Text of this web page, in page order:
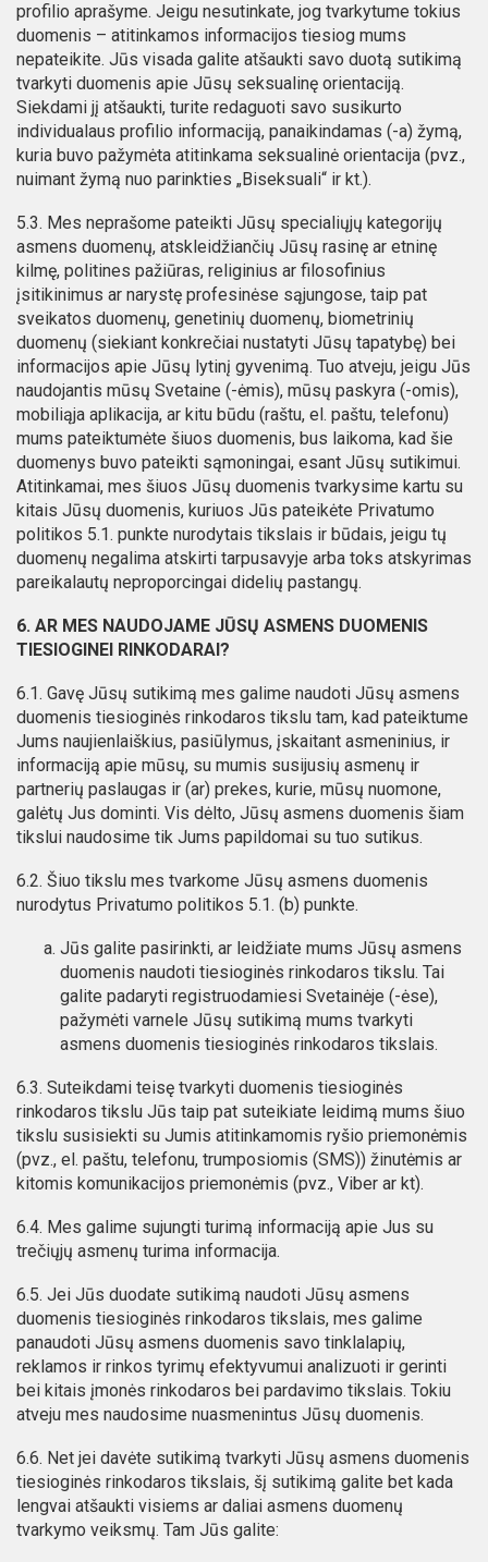
profilio aprašyme. Jeigu nesutinkate, jog tvarkytume tokius
duomenis – atitinkamos informacijos tiesiog mums
nepateikite. Jūs visada galite atšaukti savo duotą sutikimą
tvarkyti duomenis apie Jūsų seksualinę orientaciją.
Siekdami jį atšaukti, turite redaguoti savo susikurto
individualaus profilio informaciją, panaikindamas (-a) žymą,
kuria buvo pažymėta atitinkama seksualinė orientacija (pvz.,
nuimant žymą nuo parinkties „Biseksuali“ ir kt.).
5.3. Mes neprašome pateikti Jūsų specialiųjų kategorijų
asmens duomenų, atskleidžiančių Jūsų rasinę ar etninę
kilmę, politines pažiūras, religinius ar filosofinius
įsitikinimus ar narystę profesinėse sąjungose, taip pat
sveikatos duomenų, genetinių duomenų, biometrinių
duomenų (siekiant konkrečiai nustatyti Jūsų tapatybę) bei
informacijos apie Jūsų lytinį gyvenimą. Tuo atveju, jeigu Jūs
naudojantis mūsų Svetaine (-ėmis), mūsų paskyra (-omis),
mobiliąja aplikacija, ar kitu būdu (raštu, el. paštu, telefonu)
mums pateiktumėte šiuos duomenis, bus laikoma, kad šie
duomenys buvo pateikti sąmoningai, esant Jūsų sutikimui.
Atitinkamai, mes šiuos Jūsų duomenis tvarkysime kartu su
kitais Jūsų duomenis, kuriuos Jūs pateikėte Privatumo
politikos 5.1. punkte nurodytais tikslais ir būdais, jeigu tų
duomenų negalima atskirti tarpusavyje arba toks atskyrimas
pareikalautų neproporcingai didelių pastangų.
6. AR MES NAUDOJAME JŪSŲ ASMENS DUOMENIS
TIESIOGINEI RINKODARAI?
6.1. Gavę Jūsų sutikimą mes galime naudoti Jūsų asmens
duomenis tiesioginės rinkodaros tikslu tam, kad pateiktume
Jums naujienlaiškius, pasiūlymus, įskaitant asmeninius, ir
informaciją apie mūsų, su mumis susijusių asmenų ir
partnerių paslaugas ir (ar) prekes, kurie, mūsų nuomone,
galėtų Jus dominti. Vis dėlto, Jūsų asmens duomenis šiam
tikslui naudosime tik Jums papildomai su tuo sutikus.
6.2. Šiuo tikslu mes tvarkome Jūsų asmens duomenis
nurodytus Privatumo politikos 5.1. (b) punkte.
Jūs galite pasirinkti, ar leidžiate mums Jūsų asmens
duomenis naudoti tiesioginės rinkodaros tikslu. Tai
galite padaryti registruodamiesi Svetainėje (-ėse),
pažymėti varnele Jūsų sutikimą mums tvarkyti
asmens duomenis tiesioginės rinkodaros tikslais.
6.3. Suteikdami teisę tvarkyti duomenis tiesioginės
rinkodaros tikslu Jūs taip pat suteikiate leidimą mums šiuo
tikslu susisiekti su Jumis atitinkamomis ryšio priemonėmis
(pvz., el. paštu, telefonu, trumposiomis (SMS)) žinutėmis ar
kitomis komunikacijos priemonėmis (pvz., Viber ar kt).
6.4. Mes galime sujungti turimą informaciją apie Jus su
trečiųjų asmenų turima informacija.
6.5. Jei Jūs duodate sutikimą naudoti Jūsų asmens
duomenis tiesioginės rinkodaros tikslais, mes galime
panaudoti Jūsų asmens duomenis savo tinklalapių,
reklamos ir rinkos tyrimų efektyvumui analizuoti ir gerinti
bei kitais įmonės rinkodaros bei pardavimo tikslais. Tokiu
atveju mes naudosime nuasmenintus Jūsų duomenis.
6.6. Net jei davėte sutikimą tvarkyti Jūsų asmens duomenis
tiesioginės rinkodaros tikslais, šį sutikimą galite bet kada
lengvai atšaukti visiems ar daliai asmens duomenų
tvarkymo veiksmų. Tam Jūs galite: